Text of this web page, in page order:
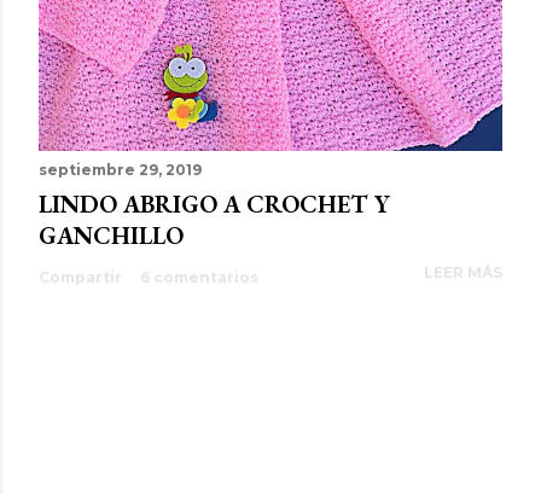
septiembre 29, 2019
LINDO ABRIGO A CROCHET Y
GANCHILLO
Compartir 6 comentarios LEER MÁS